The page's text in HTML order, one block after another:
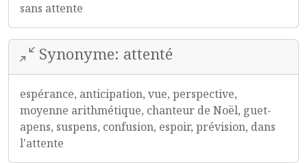
sans attente
Synonyme: attenté
espérance, anticipation, vue, perspective,
moyenne arithmétique, chanteur de Noël, guet-
apens, suspens, confusion, espoir, prévision, dans
l'attente